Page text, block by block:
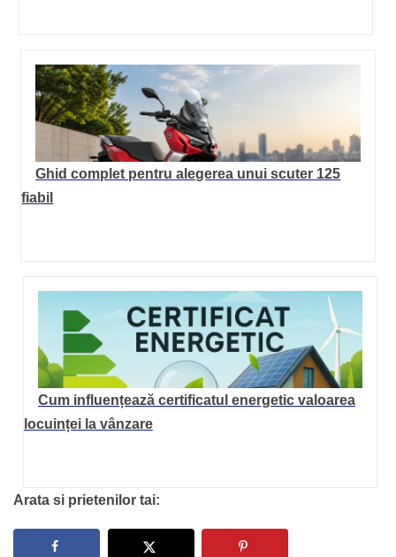
Ghid complet pentru alegerea unui scuter 125
fiabil
Cum influențează certificatul energetic valoarea
locuinței la vânzare
Arata si prietenilor tai: